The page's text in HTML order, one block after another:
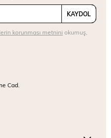
KAYDOL
korunması metnini okumuş,
Cad.